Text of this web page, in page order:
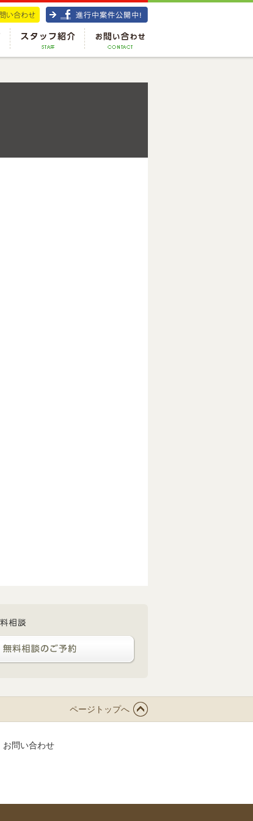
ページトップへ
お問い合わせ